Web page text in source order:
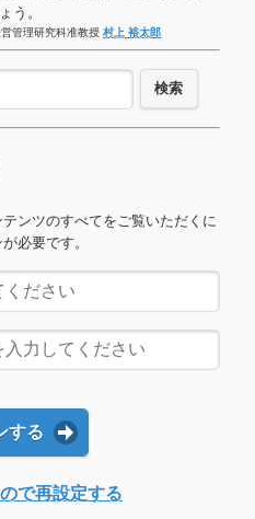
う。
管理研究科准教授 村上 裕太郎
検索
ンツのすべてをご覧いただくに
必要です。
する
で再設定する